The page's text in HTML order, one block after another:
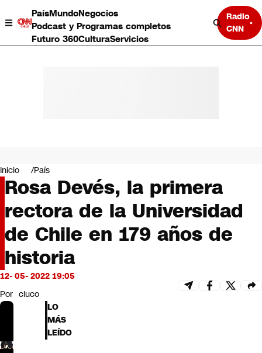
PaísMundoNegocios
Podcast y Programas completos
Futuro 360CulturaServicios
Radio
CNN
Negocios
Deportes
Programas completos
Cultura
Servicios
Bits
CNN tiempo
Futuro 360
Inicio País
Rosa Devés, la primera
rectora de la Universidad
de Chile en 179 años de
historia
12- 05- 2022 19:05
Por cluco
LO
MÁS
LEÍDO